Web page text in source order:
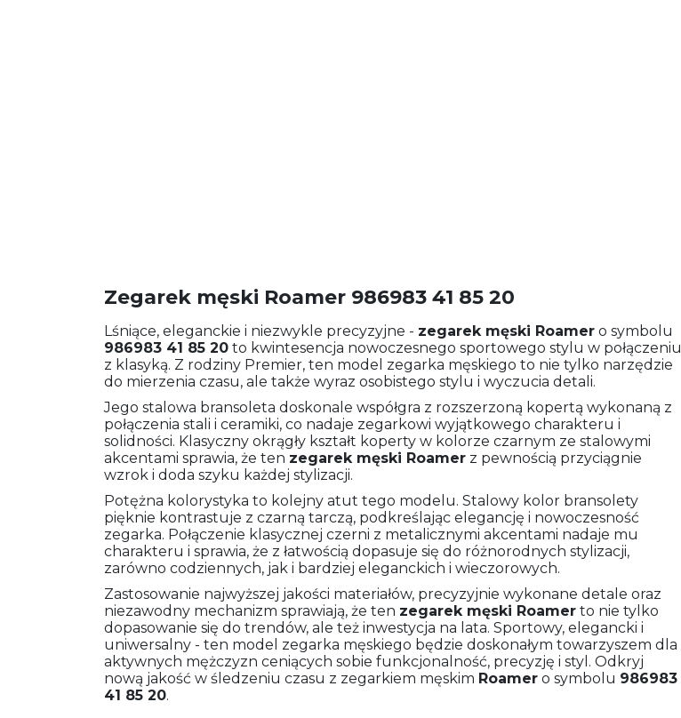
Zegarek męski Roamer 986983 41 85 20
Lśniące, eleganckie i niezwykle precyzyjne - zegarek męski Roamer o symbolu
986983 41 85 20 to kwintesencja nowoczesnego sportowego stylu w połączeniu
z klasyką. Z rodziny Premier, ten model zegarka męskiego to nie tylko narzędzie
do mierzenia czasu, ale także wyraz osobistego stylu i wyczucia detali.
Jego stalowa bransoleta doskonale współgra z rozszerzoną kopertą wykonaną z
połączenia stali i ceramiki, co nadaje zegarkowi wyjątkowego charakteru i
solidności. Klasyczny okrągły kształt koperty w kolorze czarnym ze stalowymi
akcentami sprawia, że ten zegarek męski Roamer z pewnością przyciągnie
wzrok i doda szyku każdej stylizacji.
Potężna kolorystyka to kolejny atut tego modelu. Stalowy kolor bransolety
pięknie kontrastuje z czarną tarczą, podkreślając elegancję i nowoczesność
zegarka. Połączenie klasycznej czerni z metalicznymi akcentami nadaje mu
charakteru i sprawia, że z łatwością dopasuje się do różnorodnych stylizacji,
zarówno codziennych, jak i bardziej eleganckich i wieczorowych.
Zastosowanie najwyższej jakości materiałów, precyzyjnie wykonane detale oraz
niezawodny mechanizm sprawiają, że ten zegarek męski Roamer to nie tylko
dopasowanie się do trendów, ale też inwestycja na lata. Sportowy, elegancki i
uniwersalny - ten model zegarka męskiego będzie doskonałym towarzyszem dla
aktywnych mężczyzn ceniących sobie funkcjonalność, precyzję i styl. Odkryj
nową jakość w śledzeniu czasu z zegarkiem męskim Roamer o symbolu 986983
41 85 20.